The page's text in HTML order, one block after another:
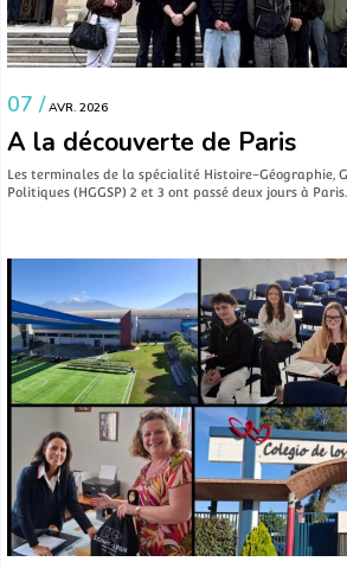
07 / AVR. 2026
A la découverte de Paris
Les terminales de la spécialité Histoire-Géographie,
Politiques (HGGSP) 2 et 3 ont passé deux jours à